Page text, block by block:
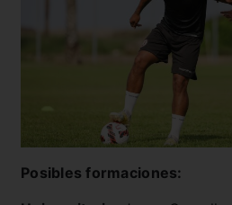
Posibles formaciones: